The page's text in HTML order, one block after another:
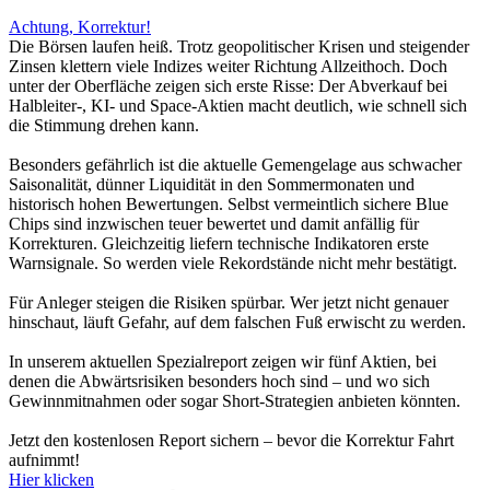
Achtung, Korrektur!
Die Börsen laufen heiß. Trotz geopolitischer Krisen und steigender
Zinsen klettern viele Indizes weiter Richtung Allzeithoch. Doch
unter der Oberfläche zeigen sich erste Risse: Der Abverkauf bei
Halbleiter-, KI- und Space-Aktien macht deutlich, wie schnell sich
die Stimmung drehen kann.
Besonders gefährlich ist die aktuelle Gemengelage aus schwacher
Saisonalität, dünner Liquidität in den Sommermonaten und
historisch hohen Bewertungen. Selbst vermeintlich sichere Blue
Chips sind inzwischen teuer bewertet und damit anfällig für
Korrekturen. Gleichzeitig liefern technische Indikatoren erste
Warnsignale. So werden viele Rekordstände nicht mehr bestätigt.
Für Anleger steigen die Risiken spürbar. Wer jetzt nicht genauer
hinschaut, läuft Gefahr, auf dem falschen Fuß erwischt zu werden.
In unserem aktuellen Spezialreport zeigen wir fünf Aktien, bei
denen die Abwärtsrisiken besonders hoch sind – und wo sich
Gewinnmitnahmen oder sogar Short-Strategien anbieten könnten.
Jetzt den kostenlosen Report sichern – bevor die Korrektur Fahrt
aufnimmt!
Hier klicken